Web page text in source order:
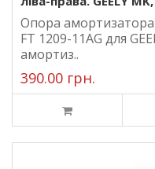
Опора амортизатора
FT 1209-11AG для
амортиз..
390.00 грн.